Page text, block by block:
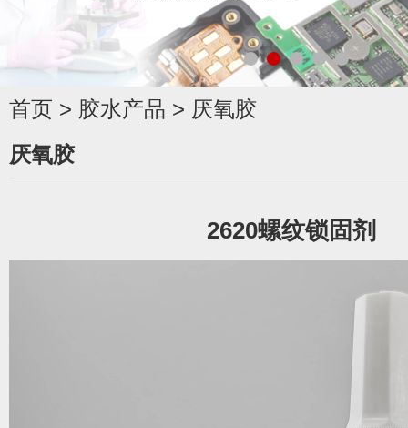
首页 > 胶水产品 > 厌氧胶
厌氧胶
2620螺纹锁固剂